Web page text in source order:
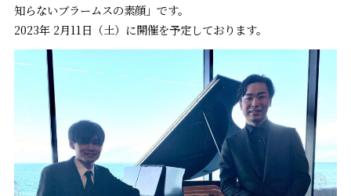
知らないブラームスの素顔」です。
2023年 2月11日（土）に開催を予定しております。